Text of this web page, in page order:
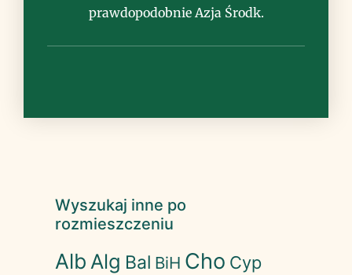
zadomowiony w wielu krajach
prawdopodobnie Azja Środk.
Wyszukaj inne po
rozmieszczeniu
Alb Alg Bal BiH Cho Cyp